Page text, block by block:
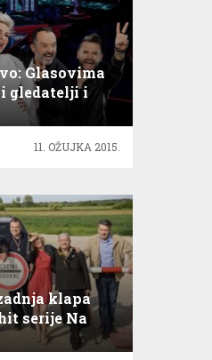
Glasovima
gledatelji i
11. OŽUJKA 2015.
klapa
serije Na